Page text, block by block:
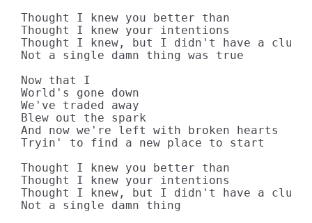
Thought I knew you better than
Thought I knew your intentions
Thought I knew, but I didn't have a clue
Not a single damn thing was true
Now that I
World's gone down
We've traded away
Blew out the spark
And now we're left with broken hearts
Tryin' to find a new place to start
Thought I knew you better than
Thought I knew your intentions
Thought I knew, but I didn't have a clue
Not a single damn thing